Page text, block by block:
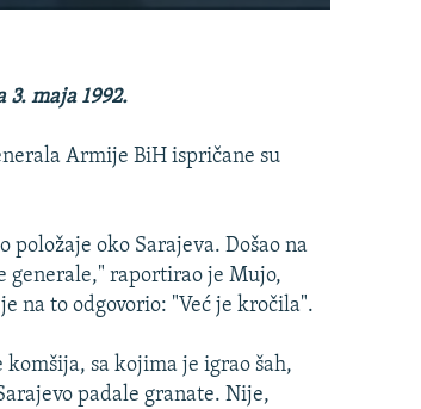
3. maja 1992.
Armije BiH ispričane su
oko Sarajeva. Došao na
generale," raportirao je Mujo,
na to odgovorio: "Već je kročila".
sa kojima je igrao šah,
padale granate. Nije,